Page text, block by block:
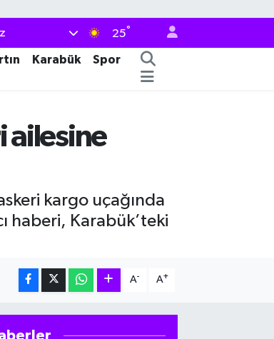
25°
Karabük
Spor
ailesine
kargo uçağında
haberi, Karabük’teki
A- A+